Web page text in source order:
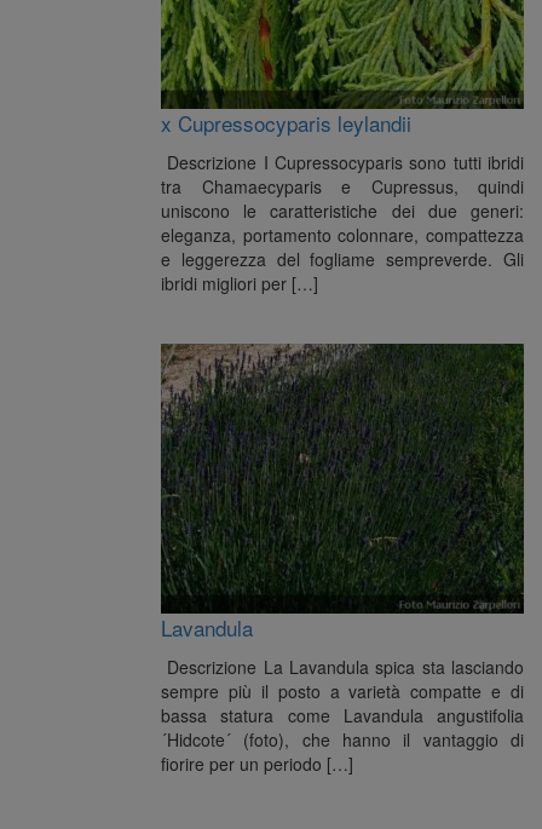
x Cupressocyparis leylandii
Descrizione I Cupressocyparis sono tutti ibridi
tra Chamaecyparis e Cupressus, quindi
uniscono le caratteristiche dei due generi:
eleganza, portamento colonnare, compattezza
e leggerezza del fogliame sempreverde. Gli
ibridi migliori per […]
Lavandula
Descrizione La Lavandula spica sta lasciando
sempre più il posto a varietà compatte e di
bassa statura come Lavandula angustifolia
´Hidcote´ (foto), che hanno il vantaggio di
fiorire per un periodo […]